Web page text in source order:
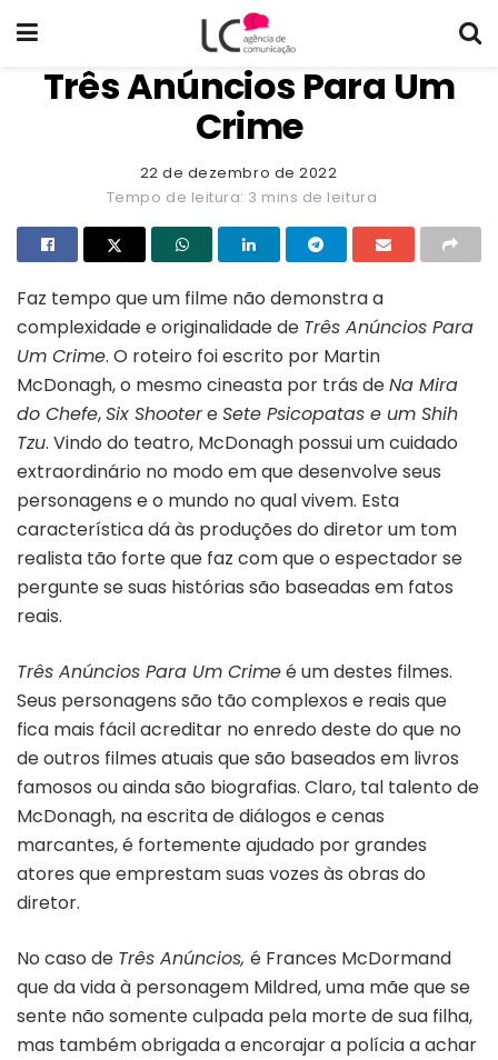
Três Anúncios Para Um
Crime
22 de dezembro de 2022
Tempo de leitura: 3 mins de leitura
Faz tempo que um filme não demonstra a
complexidade e originalidade de Três Anúncios Para
Um Crime. O roteiro foi escrito por Martin
McDonagh, o mesmo cineasta por trás deNa Mira
do Chefe,Six ShootereSete Psicopatas e um Shih
Tzu. Vindo do teatro, McDonagh possui um cuidado
extraordinário no modo em que desenvolve seus
personagens e o mundo no qual vivem. Esta
característica dá às produções do diretor um tom
realista tão forte que faz com que o espectador se
pergunte se suas histórias são baseadas em fatos
reais.
Três Anúncios Para Um Crimeé um destes filmes.
Seus personagens são tão complexos e reais que
fica mais fácil acreditar no enredo deste do que no
de outros filmes atuais que são baseados em livros
famosos ou ainda são biografias. Claro, tal talento de
McDonagh, na escrita de diálogos e cenas
marcantes, é fortemente ajudado por grandes
atores que emprestam suas vozes às obras do
diretor.
No caso de Três Anúncios, é Frances McDormand
que da vida à personagem Mildred, uma mãe que se
sente não somente culpada pela morte de sua filha,
mas também obrigada a encorajar a polícia a achar